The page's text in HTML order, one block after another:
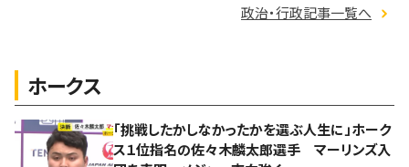
政治・行政記事一覧へ
ホークス
「挑戦したかしなかったかを選ぶ人生に」ホーク
ス１位指名の佐々木麟太郎選手 マーリンズ入